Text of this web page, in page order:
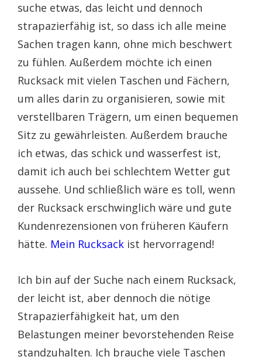
suche etwas, das leicht und dennoch
strapazierfähig ist, so dass ich alle meine
Sachen tragen kann, ohne mich beschwert
zu fühlen. Außerdem möchte ich einen
Rucksack mit vielen Taschen und Fächern,
um alles darin zu organisieren, sowie mit
verstellbaren Trägern, um einen bequemen
Sitz zu gewährleisten. Außerdem brauche
ich etwas, das schick und wasserfest ist,
damit ich auch bei schlechtem Wetter gut
aussehe. Und schließlich wäre es toll, wenn
der Rucksack erschwinglich wäre und gute
Kundenrezensionen von früheren Käufern
hätte. Mein Rucksack ist hervorragend!
Ich bin auf der Suche nach einem Rucksack,
der leicht ist, aber dennoch die nötige
Strapazierfähigkeit hat, um den
Belastungen meiner bevorstehenden Reise
standzuhalten. Ich brauche viele Taschen